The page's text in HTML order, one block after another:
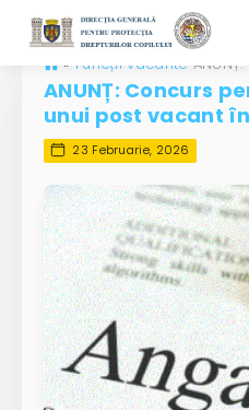
» Funcții vacante
ANUNȚ: Concurs
unui post vacant
23 Februarie, 2026